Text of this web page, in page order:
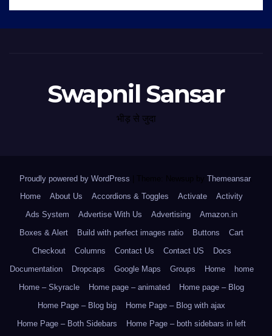
Swapnil Sansar
भीड़ से जुदा
Proudly powered by WordPress Theme: Newsup by Themeansar.
Home
About Us Accordions & Toggles Activate
Activity
Ads System
Advertise With Us Advertising
Amazon.in
Boxes & Alert
Build with perfect images ratio Buttons
Cart
Checkout
Columns Contact Us Contact US
Docs
Documentation
Dropcaps Google Maps Groups Home
home
Home – Skyracle
Home page – animated
Home page – Blog
Home Page – Blog big
Home Page – Blog with ajax
Home Page – Both Sidebars
Home Page – both sidebars in left